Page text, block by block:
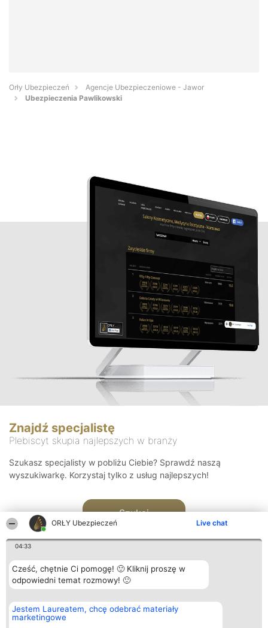
ORŁY Ubezpieczeń Live chat
04:33
Cześć, chętnie Ci pomogę! 🙂 Kliknij proszę w
odpowiedni temat rozmowy! 🙂
Jestem Laureatem, chcę odebrać materiały
marketingowe
Orły Ubezpieczeń
Agencje Ubezpieczeniowe - Jawor
Ubezpieczenia Pawlikowski
Znajdź specjalistę
Plebiscyt skupia najlepszych w branży
Szukasz specjalisty w pobliżu Ciebie? Sprawdź naszą
wyszukiwarkę. Korzystaj tylko z usług najlepszych!
Szukaj
Organizator plebiscytu
Bright Side Solutions sp. z o.
o. sp. k.
Plebiscyt
Laureaci
Kontakt
Kontakt